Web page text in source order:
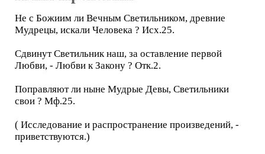
Не с Божиим ли Вечным Светильником, древние
Мудрецы, искали Человека ? Исх.25.
Сдвинут Светильник наш, за оставление первой
Любви, - Любви к Закону ? Отк.2.
Поправляют ли ныне Мудрые Девы, Светильники
свои ? Мф.25.
( Исследование и распространение произведений, -
приветствуются.)